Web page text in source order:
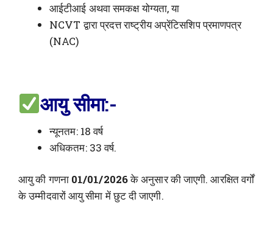
आईटीआई अथवा समकक्ष योग्यता, या
NCVT द्वारा प्रदत्त राष्ट्रीय अप्रेंटिसशिप प्रमाणपत्र
(NAC)
आयु सीमा:-
न्यूनतम: 18 वर्ष
अधिकतम: 33 वर्ष.
आयु की गणना 01/01/2026के अनुसार की जाएगी. आरक्षित वर्गों
के उम्मीदवारों आयु सीमा में छुट दी जाएगी.